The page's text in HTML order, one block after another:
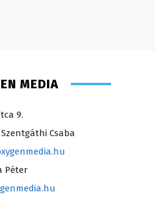
MEDIA
9.
Szentgáthi Csaba
Péter